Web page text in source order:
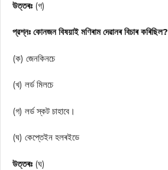
উত্তৰঃ (গ)
প্রশ্নঃ কোনজন বিষয়াই মণিৰাম দেৱানৰ বিচাৰ কৰিছিল?
(ক) জেনকিনচে
(খ) লর্ড মিলচে
(গ) লর্ড স্কট চাহাবে।
(ঘ) কেপ্তেইন হলৰইডে
উত্তৰঃ (ঘ)